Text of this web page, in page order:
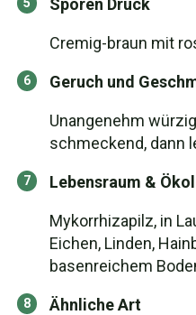
Sporen Druck
Cremig-braun mit
Geruch und
Unangenehm
schmeckend, dann
Lebensraum &
Mykorrhizapilz, in
Eichen, Linden,
basenreichem
Ähnliche Art